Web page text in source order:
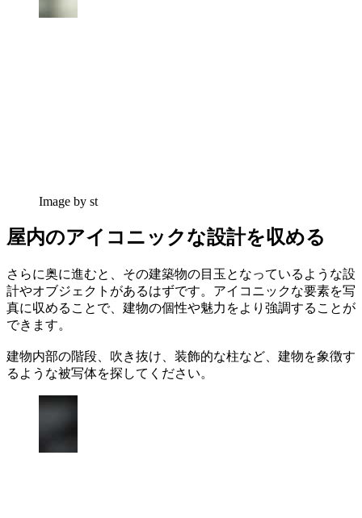
Image by st
屋内のアイコニックな設計を収める
さらに奥に進むと、その建築物の目玉となっているような設
計やオブジェクトがあるはずです。アイコニックな要素を写
真に収めることで、建物の個性や魅力をより強調することが
できます。
建物内部の階段、吹き抜け、装飾的な柱など、建物を象徴す
るような被写体を探してください。